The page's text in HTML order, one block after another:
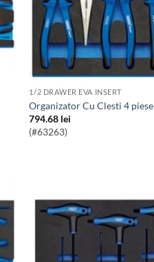
1/2 DRAWER EVA INSERT
Organizator Cu Clesti 4 piese
794.68 lei
(#63263)